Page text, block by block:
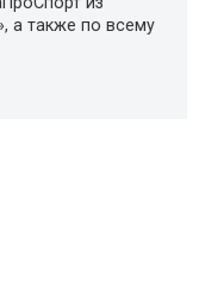
а также по всему